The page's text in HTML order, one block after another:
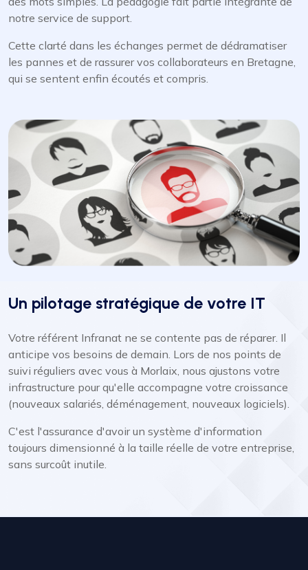
notre service de support.
Cette clarté dans les échanges permet de dédramatiser
les pannes et de rassurer vos collaborateurs en Bretagne,
qui se sentent enfin écoutés et compris.
Un pilotage stratégique de votre IT
Votre référent Infranat ne se contente pas de réparer. Il
anticipe vos besoins de demain. Lors de nos points de
suivi réguliers avec vous à Morlaix, nous ajustons votre
infrastructure pour qu'elle accompagne votre croissance
(nouveaux salariés, déménagement, nouveaux logiciels).
C'est l'assurance d'avoir un système d'information
toujours dimensionné à la taille réelle de votre entreprise,
sans surcoût inutile.